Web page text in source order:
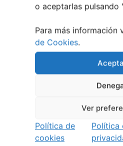
o aceptarlas pulsando
Para más información
de Cookies.
Ver
Política de
cookies
Política